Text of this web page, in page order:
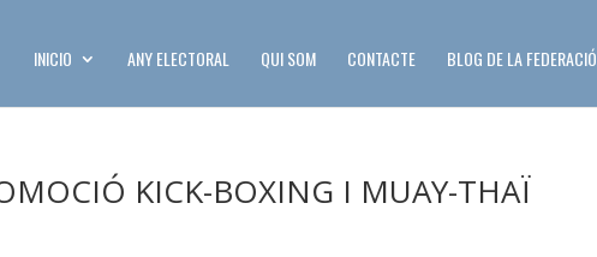
INICIO ANY ELECTORAL QUI SOM CONTACTE BLOG DE LA FEDERACIÓ
KICK-BOXING I MUAY-THAÏ